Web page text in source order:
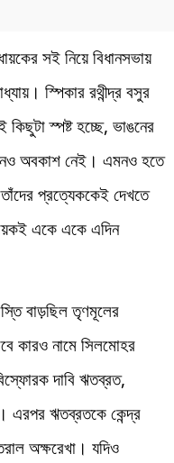
সই নিয়ে বিধানসভায়
স্পিকার রথীন্দ্র বসুর
স্পষ্ট হচ্ছে, ভাঙনের
অবকাশ নেই। এমনও হতে
প্রত্যেককেই দেখতে
একে একে এদিন
বাড়ছিল তৃণমূলের
কারও নামে সিলমোহর
দাবি ঋতব্রত,
এরপর ঋতব্রতকে কেন্দ্র
অক্ষরেখা। যদিও